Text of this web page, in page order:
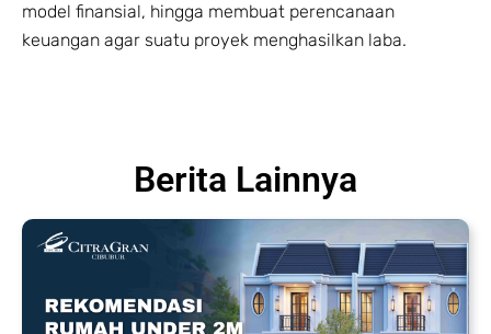
model finansial, hingga membuat perencanaan
keuangan agar suatu proyek menghasilkan laba.
Berita Lainnya